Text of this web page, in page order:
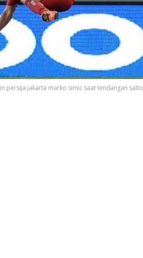
persija jakarta marko simic saat tendangan salto